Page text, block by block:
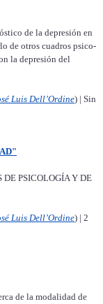
de la depresión en
de otros cuadros psico-
la depresión del
Luis Dell’Ordine) | Sin
PSICOLOGÍA Y DE
Luis Dell’Ordine) | 2
de la modalidad de